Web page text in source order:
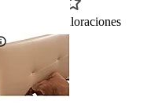
Basado en 0 valoraciones